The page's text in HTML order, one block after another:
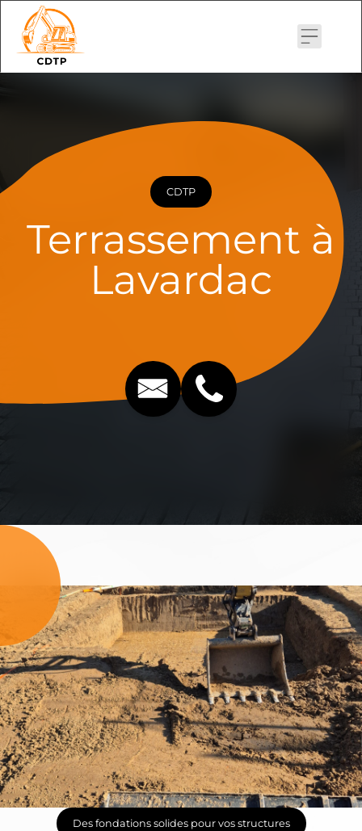
content
CDTP
Terrassement à
Lavardac
Des fondations solides pour vos structures